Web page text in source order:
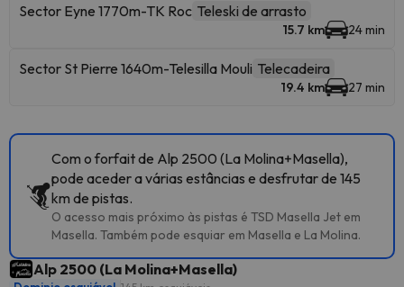
Sector Eyne 1770m-TK Roc Teleski de arrasto
15.7 km 24 min
Sector St Pierre 1640m-Telesilla Mouli Telecadeira
19.4 km 27 min
Com o forfait de Alp 2500 (La Molina+Masella),
pode aceder a várias estâncias e desfrutar de 145
km de pistas.
O acesso mais próximo às pistas é TSD Masella Jet em
Masella. Também pode esquiar em Masella e La Molina.
Alp 2500 (La Molina+Masella)